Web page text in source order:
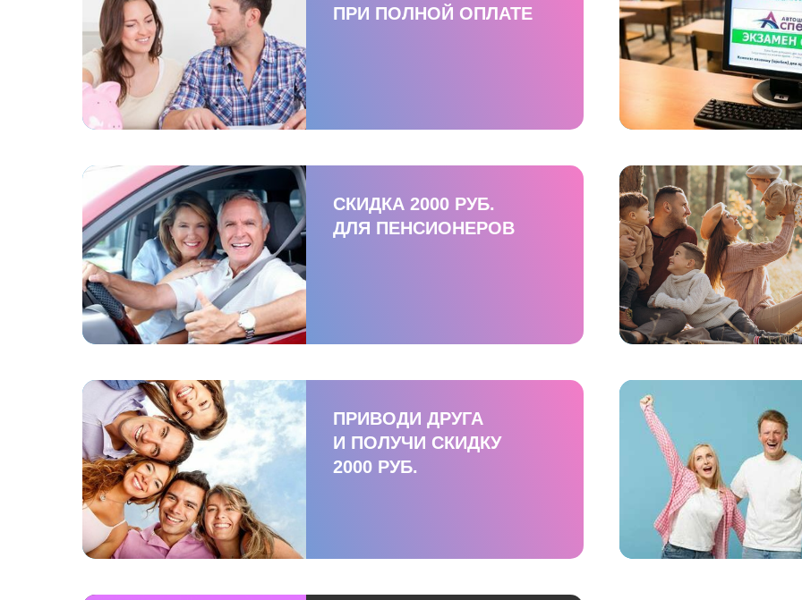
ПРИ ПОЛНОЙ ОПЛАТЕ
СКИДКА 2000 РУБ.
ДЛЯ ПЕНСИОНЕРОВ
ПРИВОДИ ДРУГА
И ПОЛУЧИ СКИДКУ
2000 РУБ.